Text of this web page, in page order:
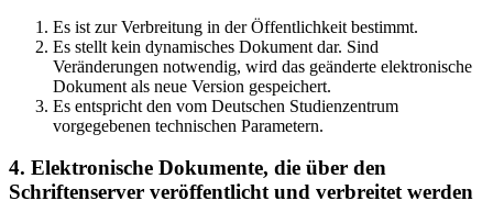
Es ist zur Verbreitung in der Öffentlichkeit bestimmt.
Es stellt kein dynamisches Dokument dar. Sind
Veränderungen notwendig, wird das geänderte elektronische
Dokument als neue Version gespeichert.
Es entspricht den vom Deutschen Studienzentrum
vorgegebenen technischen Parametern.
4. Elektronische Dokumente, die über den
Schriftenserver veröffentlicht und verbreitet werden